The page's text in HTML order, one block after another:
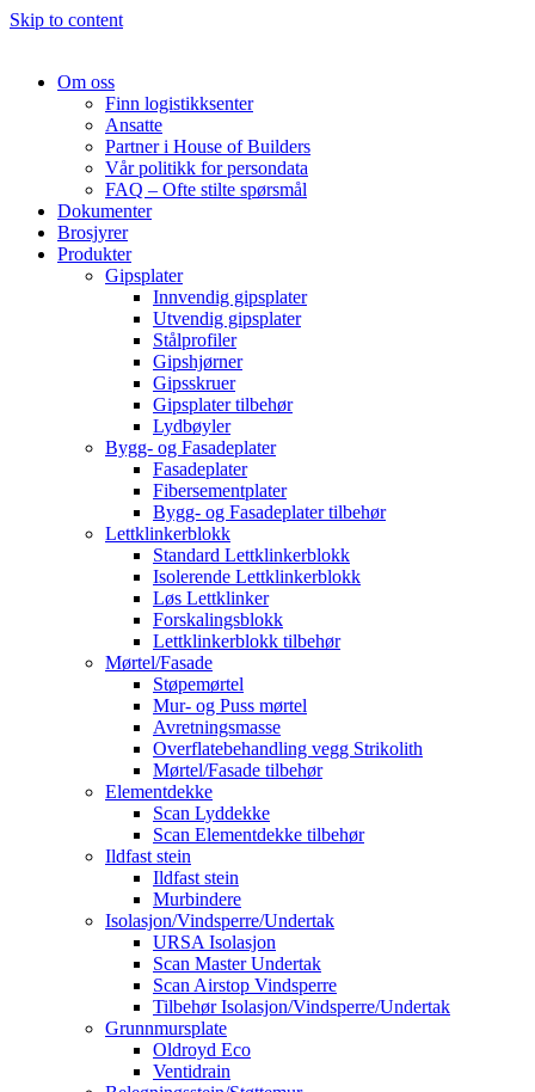
Skip to content
Om oss
Finn logistikksenter
Ansatte
Partner i House of Builders
Vår politikk for persondata
FAQ – Ofte stilte spørsmål
Dokumenter
Brosjyrer
Produkter
Gipsplater
Innvendig gipsplater
Utvendig gipsplater
Stålprofiler
Gipshjørner
Gipsskruer
Gipsplater tilbehør
Lydbøyler
Bygg- og Fasadeplater
Fasadeplater
Fibersementplater
Bygg- og Fasadeplater tilbehør
Lettklinkerblokk
Standard Lettklinkerblokk
Isolerende Lettklinkerblokk
Løs Lettklinker
Forskalingsblokk
Lettklinkerblokk tilbehør
Mørtel/Fasade
Støpemørtel
Mur- og Puss mørtel
Avretningsmasse
Overflatebehandling vegg Strikolith
Mørtel/Fasade tilbehør
Elementdekke
Scan Lyddekke
Scan Elementdekke tilbehør
Ildfast stein
Ildfast stein
Murbindere
Isolasjon/Vindsperre/Undertak
URSA Isolasjon
Scan Master Undertak
Scan Airstop Vindsperre
Tilbehør Isolasjon/Vindsperre/Undertak
Grunnmursplate
Oldroyd Eco
Ventidrain